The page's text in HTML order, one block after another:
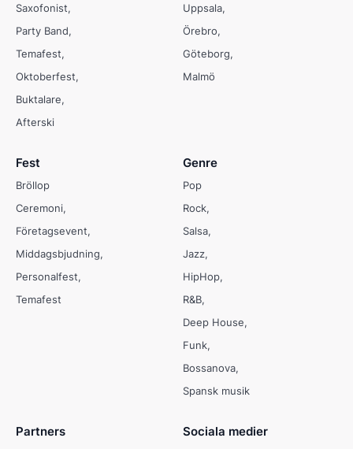
Saxofonist
Party Band
Temafest
Oktoberfest
Buktalare
Afterski
Uppsala
Örebro
Göteborg
Malmö
Fest
Bröllop
Ceremoni
Företagsevent
Middagsbjudning
Personalfest
Temafest
Genre
Pop
Rock
Salsa
Jazz
HipHop
R&B
Deep House
Funk
Bossanova
Spansk musik
Partners Sociala medier